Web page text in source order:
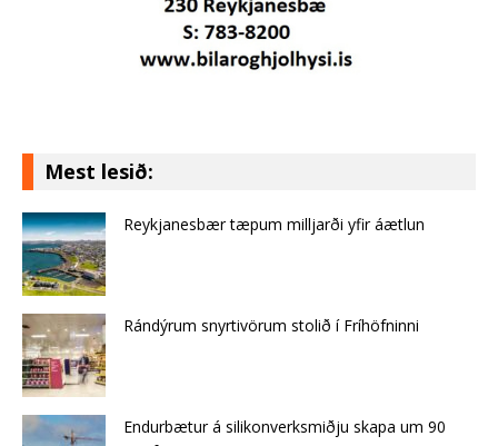
Mest lesið:
Reykjanesbær tæpum milljarði yfir áætlun
Rándýrum snyrtivörum stolið í Fríhöfninni
Endurbætur á silikonverksmiðju skapa um 90